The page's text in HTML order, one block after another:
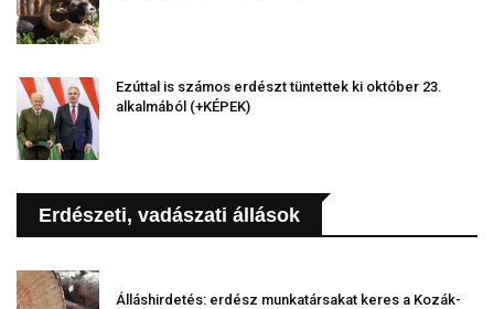
Ezúttal is számos erdészt tüntettek ki október 23.
alkalmából (+KÉPEK)
Erdészeti, vadászati állások
Álláshirdetés: erdész munkatársakat keres a Kozák-